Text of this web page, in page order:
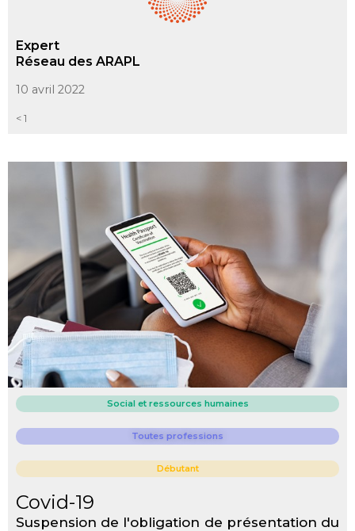
Expert
Réseau des ARAPL
10 avril 2022
< 1
Social et ressources humaines
Toutes professions
Débutant
Covid-19
Suspension de l'obligation de présentation du